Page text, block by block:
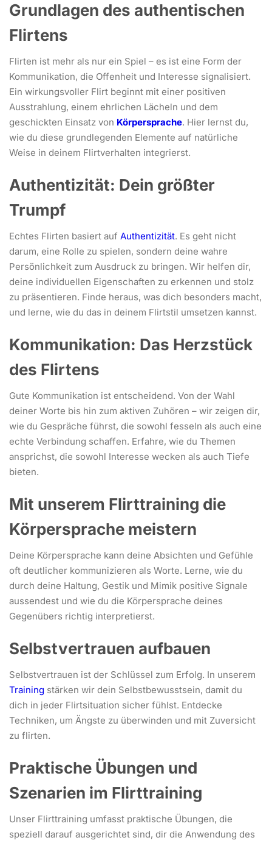
Grundlagen des authentischen
Flirtens
Flirten ist mehr als nur ein Spiel – es ist eine Form der
Kommunikation, die Offenheit und Interesse signalisiert.
Ein wirkungsvoller Flirt beginnt mit einer positiven
Ausstrahlung, einem ehrlichen Lächeln und dem
geschickten Einsatz von Körpersprache. Hier lernst du,
wie du diese grundlegenden Elemente auf natürliche
Weise in deinem Flirtverhalten integrierst.
Authentizität: Dein größter
Trumpf
Echtes Flirten basiert auf Authentizität. Es geht nicht
darum, eine Rolle zu spielen, sondern deine wahre
Persönlichkeit zum Ausdruck zu bringen. Wir helfen dir,
deine individuellen Eigenschaften zu erkennen und stolz
zu präsentieren. Finde heraus, was dich besonders macht,
und lerne, wie du das in deinem Flirtstil umsetzen kannst.
Kommunikation: Das Herzstück
des Flirtens
Gute Kommunikation ist entscheidend. Von der Wahl
deiner Worte bis hin zum aktiven Zuhören – wir zeigen dir,
wie du Gespräche führst, die sowohl fesseln als auch eine
echte Verbindung schaffen. Erfahre, wie du Themen
ansprichst, die sowohl Interesse wecken als auch Tiefe
bieten.
Mit unserem Flirttraining die
Körpersprache meistern
Deine Körpersprache kann deine Absichten und Gefühle
oft deutlicher kommunizieren als Worte. Lerne, wie du
durch deine Haltung, Gestik und Mimik positive Signale
aussendest und wie du die Körpersprache deines
Gegenübers richtig interpretierst.
Selbstvertrauen aufbauen
Selbstvertrauen ist der Schlüssel zum Erfolg. In unserem
Training stärken wir dein Selbstbewusstsein, damit du
dich in jeder Flirtsituation sicher fühlst. Entdecke
Techniken, um Ängste zu überwinden und mit Zuversicht
zu flirten.
Praktische Übungen und
Szenarien im Flirttraining
Unser Flirttraining umfasst praktische Übungen, die
speziell darauf ausgerichtet sind, dir die Anwendung des